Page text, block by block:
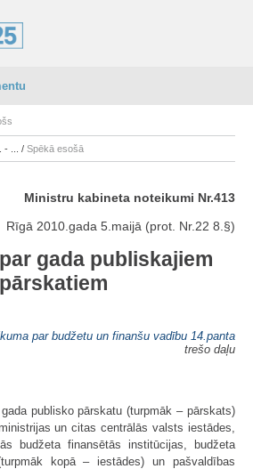
- ... / Spēkā esošā
Ministru kabineta noteikumi Nr.413
Rīgā 2010.gada 5.maijā (prot. Nr.22 8.§)
gada publiskajiem
pārskatiem
par budžetu un finanšu vadību 14.panta
trešo daļu
publisko pārskatu (turpmāk – pārskats)
un citas centrālās valsts iestādes,
budžeta finansētās institūcijas, budžeta
kopā – iestādes) un pašvaldības